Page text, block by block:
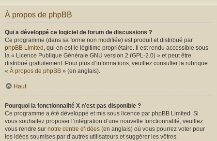
À propos de phpBB
Qui a développé ce logiciel de forum de discussions ?
Ce programme (dans sa forme non modifiée) est produit et distribué par
phpBB Limited , qui en est le légitime propriétaire. Il est rendu accessible sous
la « Licence Publique Générale GNU version 2 (GPL-2.0) » et peut être
distribué gratuitement. Pour plus d’informations, veuillez consulter la rubrique
« À propos de phpBB » (en anglais).
Haut
Pourquoi la fonctionnalité X n’est pas disponible ?
Ce programme a été développé et mis sous licence par phpBB Limited. Si
vous souhaitez proposer l’intégration d’une nouvelle fonctionnalité, veuillez
vous rendre sur notre centre d’idées (en anglais) où vous pourrez voter pour
les idées soumises par d’autres utilisateurs et suggérer les vôtres.